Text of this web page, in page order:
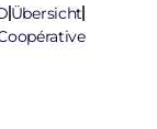
Übersicht